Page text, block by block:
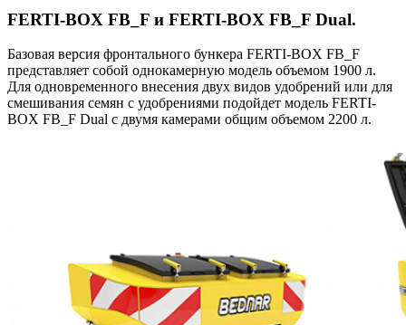
FERTI-BOX FB_F и FERTI-BOX FB_F Dual.
Базовая версия фронтального бункера FERTI-BOX FB_F
представляет собой однокамерную модель объемом 1900 л.
Для одновременного внесения двух видов удобрений или для
смешивания семян с удобрениями подойдет модель FERTI-
BOX FB_F Dual с двумя камерами общим объемом 2200 л.